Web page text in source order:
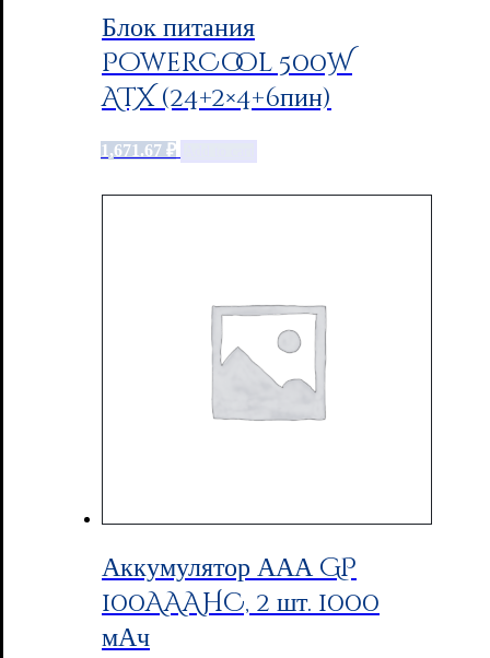
Блок питания
PowerCool 500W
ATX (24+2×4+6пин)
1,671.67 ₽
Аккумулятор ААА GP
100AAAHC, 2 шт. 1000
мАч